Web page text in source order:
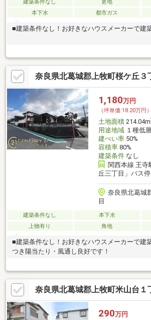
建築条件なし 更地
本下水
都市ガス
■建築条件なし！お好きなハウスメーカーで建
奈良県北葛城郡上牧町桜ケ丘３
1,180万円
（坪単価:18.20万円）
土地面積214.04m
用途地域１種低
建ぺい率50%
容積率80%
建築条件なし
関西本線 王寺
丘三丁目」バス
奈良県北葛城
目
建築条件なし 本下水
上物有り
角地
■建築条件なし！お好きなハウスメーカーで建
つき陽当たり・風通し良好です！
奈良県北葛城郡上牧町米山台１
290万円